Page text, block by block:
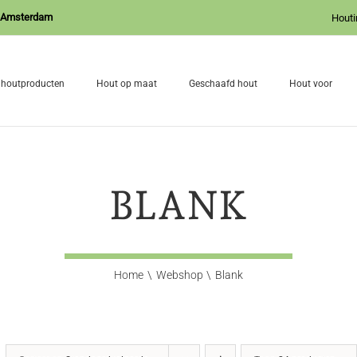
Hout op maat Geschaafd hout Hout voor
BLANK
Home Webshop Blank